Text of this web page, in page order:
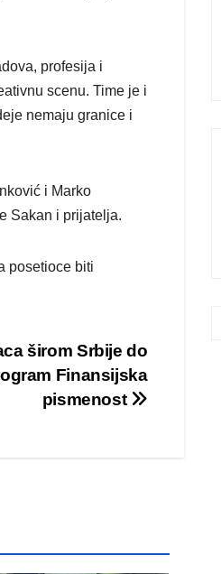
profesija i
scenu. Time je i
nemaju granice i
i Marko
Sakan i prijatelja.
posetioce biti
širom Srbije do
Finansijska
pismenost